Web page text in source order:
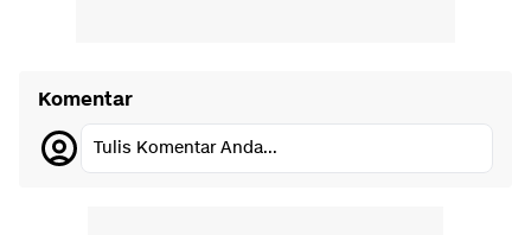
Komentar
Tulis Komentar Anda...